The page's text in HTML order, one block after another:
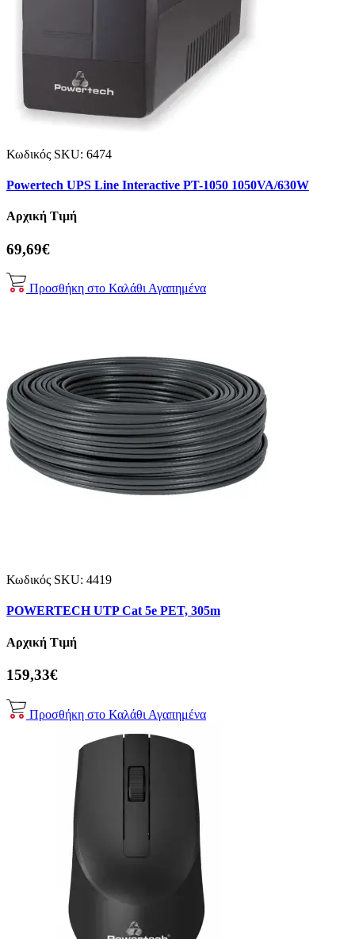
Κωδικός SKU: 6474
Powertech UPS Line Interactive PT-1050 1050VA/630W
Αρχική Τιμή
69,69€
Προσθήκη στο Καλάθι Αγαπημένα
Κωδικός SKU: 4419
POWERTECH UTP Cat 5e PET, 305m
Αρχική Τιμή
159,33€
Προσθήκη στο Καλάθι Αγαπημένα